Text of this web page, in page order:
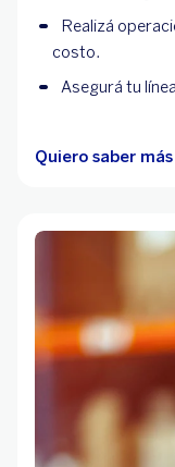
Realizá
costo.
Asegurá tu
Quiero saber más